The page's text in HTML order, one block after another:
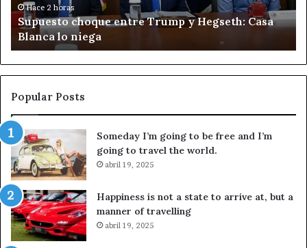
Blanca
niega
Hace 2 horas
Supuesto choque entre Trump y Hegseth: Casa
Blanca lo niega
de
Popular Posts
Someday I’m going to be free and I’m
going to travel the world.
abril 19, 2025
Happiness is not a state to arrive at, but a
manner of travelling
abril 19, 2025